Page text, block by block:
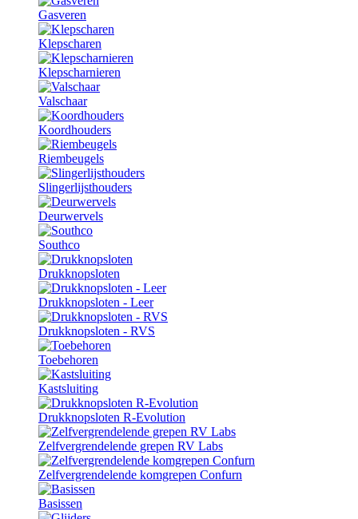
Gasveren
Klepscharen
Klepscharnieren
Valschaar
Koordhouders
Riembeugels
Slingerlijsthouders
Deurwervels
Southco
Drukknopsloten
Drukknopsloten - Leer
Drukknopsloten - RVS
Toebehoren
Kastsluiting
Drukknopsloten R-Evolution
Zelfvergrendelende grepen RV Labs
Zelfvergrendelende komgrepen Confurn
Basissen